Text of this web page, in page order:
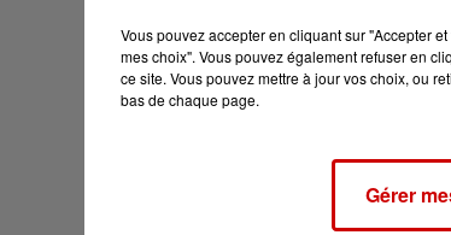
Vous pouvez accepter en cliquant sur "Accepter
mes choix". Vous pouvez également refuser en
ce site. Vous pouvez mettre à jour vos choix, ou
bas de chaque page.
Gérer